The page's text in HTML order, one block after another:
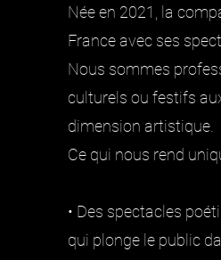
Née en 2021, la
France avec ses
Nous sommes
culturels ou festifs
dimension artistique.
Ce qui nous rend
• Des spectacles
qui plonge le public